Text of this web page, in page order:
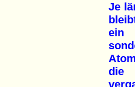
Je
ein
die